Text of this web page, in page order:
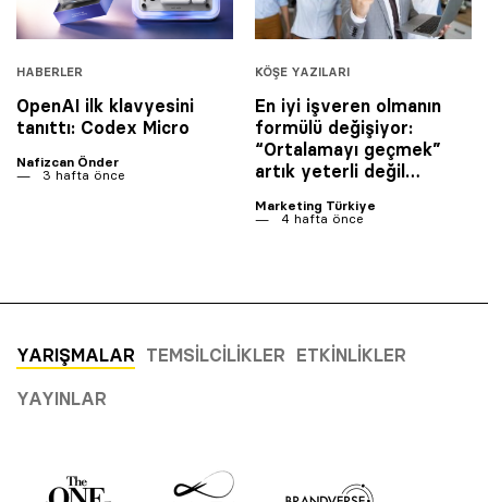
HABERLER
OpenAI ilk klavyesini
tanıttı: Codex Micro
Nafizcan Önder
3 hafta önce
KÖŞE YAZILARI
En iyi işveren olmanın
formülü değişiyor:
“Ortalamayı geçmek”
artık yeterli değil…
Marketing Türkiye
4 hafta önce
YARIŞMALAR TEMSILCILIKLER ETKINLIKLER
YAYINLAR